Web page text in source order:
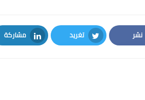
نشر
Facebook
تغريد
Twitter
مشاركة
LinkedIn